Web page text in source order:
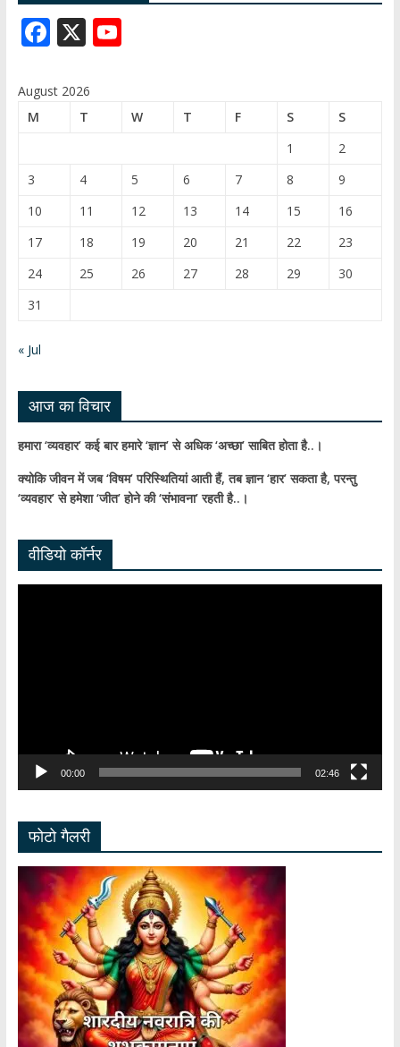
F
e
X Y
T
b
e
C
h
a
August 2026
M
T W T F S
S
1
2
3
4 5 6 7 8
9
10
11 12 13 14 15
16
17
18 19 20 21 22
23
24
25 26 27 28 29
30
31
« Jul
आज का विचार
हमारा ‘व्यवहार’ कई बार हमारे ‘ज्ञान’ से अधिक ‘अच्छा’ साबित होता है..।
क्योकि जीवन में जब ‘विषम’ परिस्थितियां आती हैं,तब ज्ञान ‘हार’ सकता है,परन्तु
‘व्यवहार’ से हमेशा ‘जीत’ होने की ‘संभावना’ रहती है..।
वीडियो कॉर्नर
00:00 02:46
फोटो गैलरी